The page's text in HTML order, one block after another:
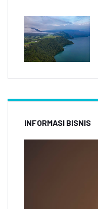
INFORMASI BISNIS